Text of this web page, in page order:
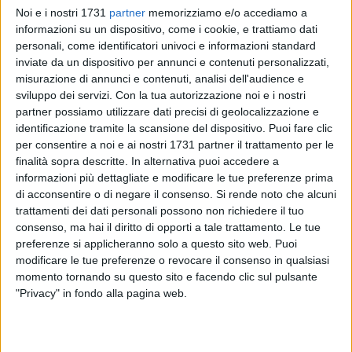
Noi e i nostri 1731 partner memorizziamo e/o accediamo a
informazioni su un dispositivo, come i cookie, e trattiamo dati
personali, come identificatori univoci e informazioni standard
inviate da un dispositivo per annunci e contenuti personalizzati,
misurazione di annunci e contenuti, analisi dell'audience e
sviluppo dei servizi. Con la tua autorizzazione noi e i nostri
partner possiamo utilizzare dati precisi di geolocalizzazione e
identificazione tramite la scansione del dispositivo. Puoi fare clic
per consentire a noi e ai nostri 1731 partner il trattamento per le
finalità sopra descritte. In alternativa puoi accedere a
informazioni più dettagliate e modificare le tue preferenze prima
di acconsentire o di negare il consenso. Si rende noto che alcuni
trattamenti dei dati personali possono non richiedere il tuo
consenso, ma hai il diritto di opporti a tale trattamento. Le tue
preferenze si applicheranno solo a questo sito web. Puoi
modificare le tue preferenze o revocare il consenso in qualsiasi
momento tornando su questo sito e facendo clic sul pulsante
"Privacy" in fondo alla pagina web.
centrocampista ex Virtus Bisceglie Giuliano Papagni, e
l'ingaggio dell'esterno difensivo, nonchè barlettano
purosangue, Gaetano Zingrillo, protagonista lo scorso anno
in Prima Categoria della vittoriosa cavalcata del fù
Maracanà San Severo, e soprattutto ex capitano del Barletta
negli anni dell'Eccellenza e dell'esilio al Manzi Chiapulin.
Gaetano Zingrillo andrà così ulteriormente a rimpolpare la
già folta pattuglia di ex Barletta che ha sposato la causa di
quella che si presenta a tutti gli effetti come l'altra metà del
cielo del calcio barlettano. Rinforzi di qualità in campo e non
solo, con l'incessante raccolta di sponsor da parte della
compagine del presidente Michele Dibenedetto, ma anche
con il sostegno bipartizan di molti esponenti delle istituzioni
cittadine e non solo mediante la sottoscrizione
dell'abbonamento unico in tribuna al costo di 50 euro.